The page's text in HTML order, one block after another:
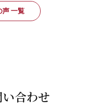
声 一覧
合わせ